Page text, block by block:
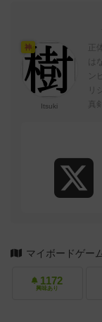
神
Itsuki
正
ン
リ
マイボードゲー
1172
興味あり